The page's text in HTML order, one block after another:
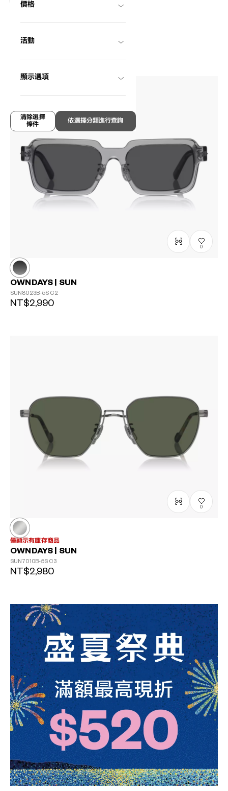
價格
活動
顯示選項
依選擇分類進行查詢
清除選擇
條件
BACK in BLACK
NT$2,790
0
OWNDAYS | SUN
SUN8023B-5S C2
NT$2,990
0
僅顯示有庫存商品
OWNDAYS | SUN
SUN7010B-5S C3
NT$2,980